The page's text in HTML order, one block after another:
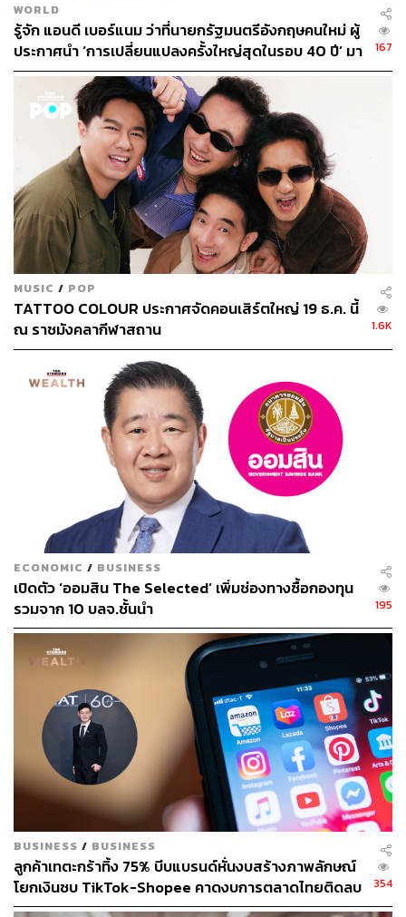
WORLD
รู้จัก แอนดี เบอร์แนม ว่าที่นายกรัฐมนตรีอังกฤษคนใหม่ ผู้
ประกาศนำ ‘การเปลี่ยนแปลงครั้งใหญ่สุดในรอบ 40 ปี’ มา
สู่การเมืองอังกฤษ
167
MUSIC / POP
TATTOO COLOUR ประกาศจัดคอนเสิร์ตใหญ่ 19 ธ.ค. นี้
ณ ราชมังคลากีฬาสถาน
1.6K
ECONOMIC / BUSINESS
เปิดตัว ‘ออมสิน The Selected’ เพิ่มช่องทางซื้อกองทุน
รวมจาก 10 บลจ.ชั้นนำ
195
BUSINESS / BUSINESS
ลูกค้าเทตะกร้าทิ้ง 75% บีบแบรนด์หั่นงบสร้างภาพลักษณ์
โยกเงินซบ TikTok-Shopee คาดงบการตลาดไทยติดลบ
ครั้งแรกในรอบ 14 ปี
354